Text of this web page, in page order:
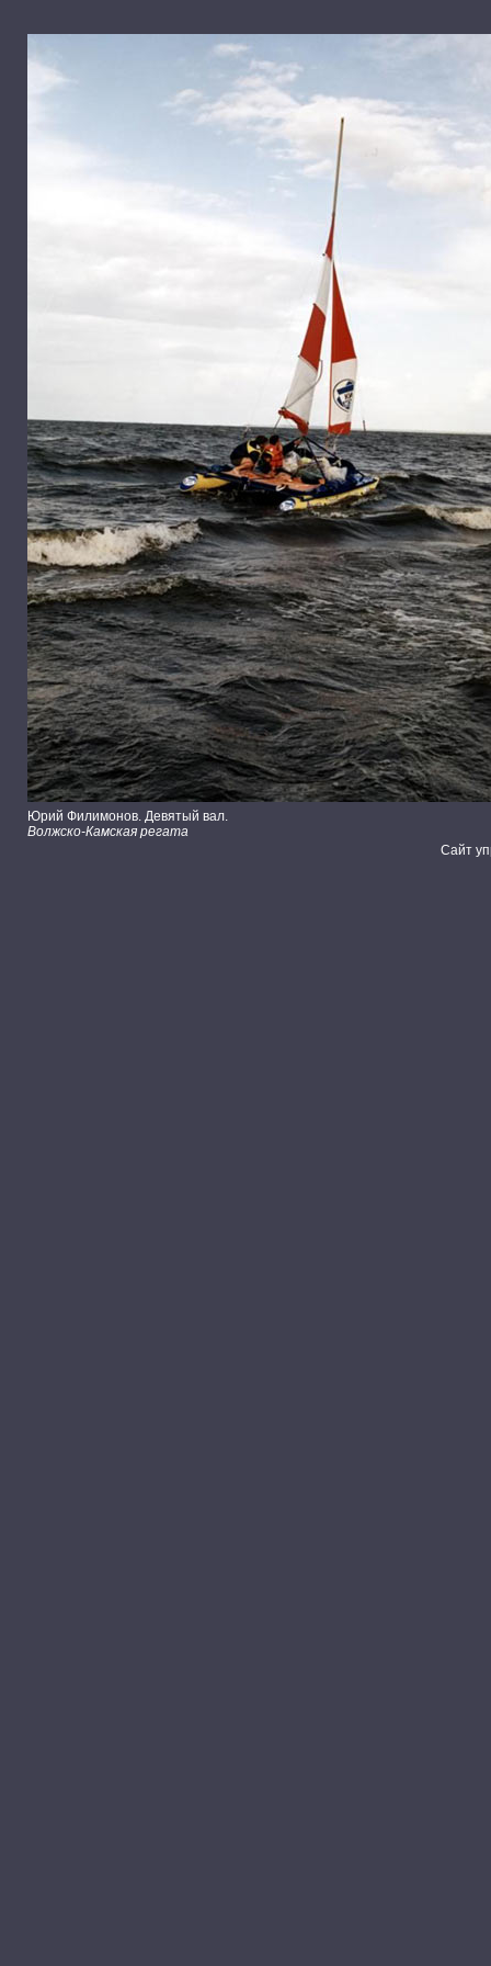
Юрий Филимонов. Девятый вал.
Волжско-Камская регата
Сайт